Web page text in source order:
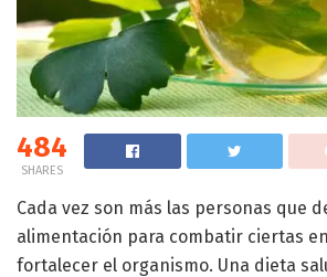
484
SHARES
Cada vez son más las personas que
alimentación para combatir ciertas
fortalecer el organismo. Una dieta